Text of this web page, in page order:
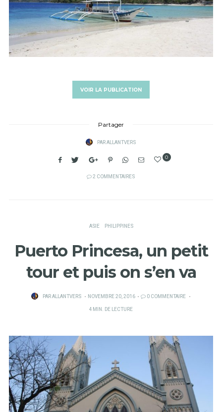
VOIR LA PUBLICATION
Partager
PARALLANTVERS
0
2 COMMENTAIRES
ASIE PHILIPPINES
Puerto Princesa, un petit
tour et puis on s’en va
PARALLANTVERS
PUBLIÉ
SUR
NOVEMBRE 20, 2016
0 COMMENTAIRE
4 MIN. DE LECTURE